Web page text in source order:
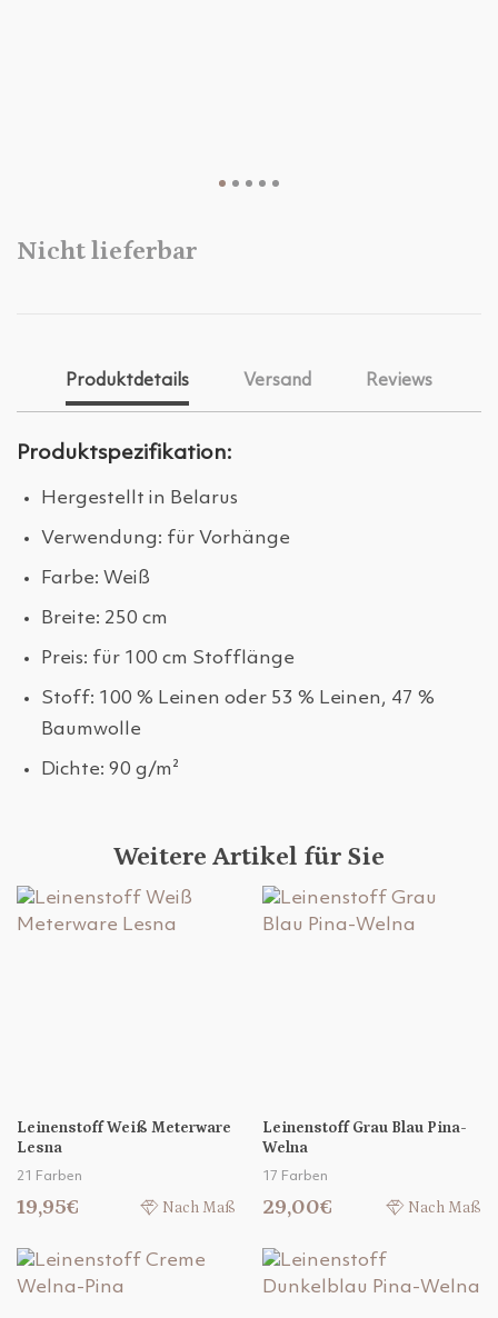
Nicht lieferbar
Produktdetails Versand Reviews
Produktspezifikation:
Hergestellt in Belarus
Verwendung: für Vorhänge
Farbe: Weiß
Breite: 250 cm
Preis: für 100 cm Stofflänge
Stoff: 100 % Leinen oder 53 % Leinen, 47 %
Baumwolle
Dichte: 90 g/m²
Weitere Artikel für Sie
Leinenstoff Weiß Meterware
Lesna
21 Farben
19,95€ Nach Maß
Leinenstoff Grau Blau Pina-
Welna
17 Farben
29,00€ Nach Maß